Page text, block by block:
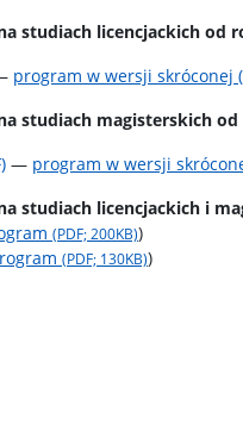
studiach licencjackich od
program w wersji skróconej
studiach magisterskich od
— program w wersji
studiach licencjackich i
(PDF; 200KB))
(PDF; 130KB))